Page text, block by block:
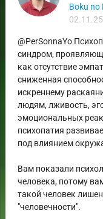
Boku no
@PerSonnaYo
синдром,
как отсутствие
сниженная
искреннему
людям, лживость,
эмоциональных
психопатия
под влиянием
Вам показали
человека, потому
такой человек
"человечности".